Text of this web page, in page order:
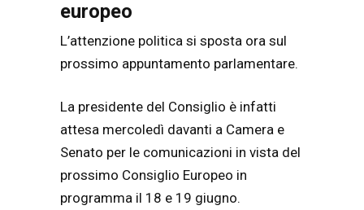
europeo
L’attenzione politica si sposta ora sul
prossimo appuntamento parlamentare.
La presidente del Consiglio è infatti
attesa mercoledì davanti a Camera e
Senato per le comunicazioni in vista del
prossimo Consiglio Europeo in
programma il 18 e 19 giugno.